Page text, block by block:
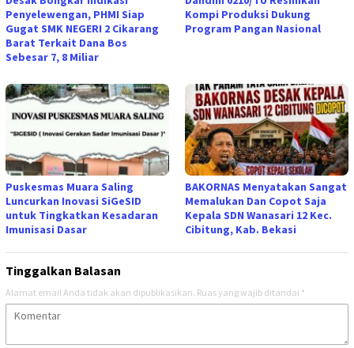
Penyelewengan, PHMI Siap
Gugat SMK NEGERI 2 Cikarang
Barat Terkait Dana Bos
Sebesar 7, 8 Miliar
Kompi Produksi Dukung
Program Pangan Nasional
Puskesmas Muara Saling
Luncurkan Inovasi SiGeSID
untuk Tingkatkan Kesadaran
Imunisasi Dasar
BAKORNAS Menyatakan Sangat
Memalukan Dan Copot Saja
Kepala SDN Wanasari 12 Kec.
Cibitung, Kab. Bekasi
Tinggalkan Balasan
Alamat email Anda tidak akan dipublikasikan. Ruas yang wajib ditandai *